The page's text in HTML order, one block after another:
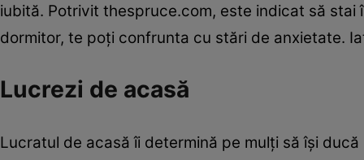
iubită. Potrivit thespruce.com, este indicat să
dormitor, te poţi confrunta cu stări de anxietate.
Lucrezi de acasă
Lucratul de acasă îi determină pe mulţi să îşi